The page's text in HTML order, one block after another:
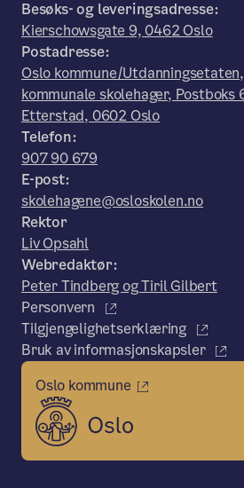
Besøks- og leveringsadresse:
Kierschowsgate 9, 0462 Oslo
Postadresse:
Oslo kommune/
kommunale skolehager, Postboks
Etterstad, 0602 Oslo
Telefon:
907 90 679
E-post:
skolehagene@osloskolen.no
Rektor
Liv Opsahl
Webredaktør:
Peter Tindberg og Tiril Gilbert
Personvern
Tilgjengelighetserklæring
Bruk av informasjonskapsler
Oslo kommune